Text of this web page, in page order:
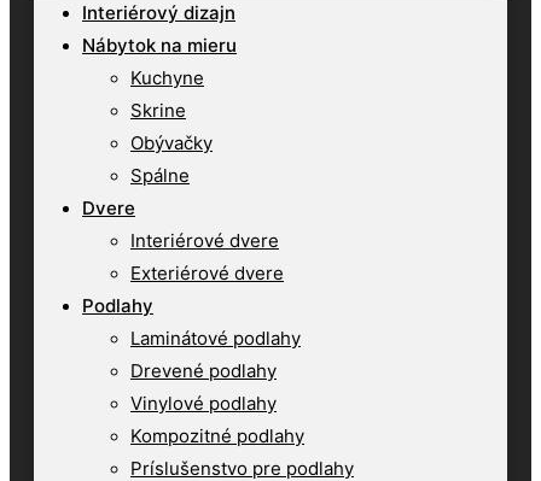
Interiérový dizajn
Nábytok na mieru
Kuchyne
Skrine
Obývačky
Spálne
Dvere
Interiérové dvere
Exteriérové dvere
Podlahy
Laminátové podlahy
Drevené podlahy
Vinylové podlahy
Kompozitné podlahy
Príslušenstvo pre podlahy